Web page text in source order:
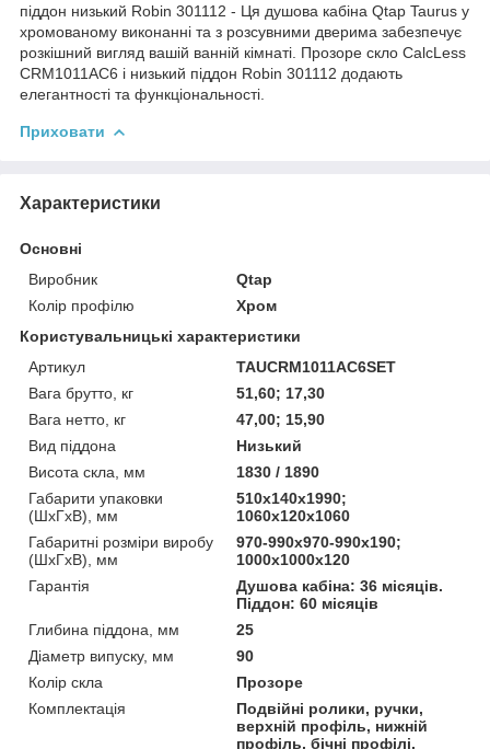
піддон низький Robin 301112 - Ця душова кабіна Qtap Taurus у
хромованому виконанні та з розсувними дверима забезпечує
розкішний вигляд вашій ванній кімнаті. Прозоре скло CalcLess
CRM1011AC6 і низький піддон Robin 301112 додають
елегантності та функціональності.
Приховати
Характеристики
Основні
Виробник
Qtap
Колір профілю
Хром
Користувальницькі характеристики
Артикул
TAUCRM1011AC6SET
Вага брутто, кг
51,60; 17,30
Вага нетто, кг
47,00; 15,90
Вид піддона
Низький
Висота скла, мм
1830 / 1890
Габарити упаковки
(ШхГхВ), мм
510х140х1990;
1060x120x1060
Габаритні розміри виробу
(ШхГхВ), мм
970-990х970-990х190;
1000х1000х120
Гарантія
Душова кабіна: 36 місяців.
Піддон: 60 місяців
Глибина піддона, мм
25
Діаметр випуску, мм
90
Колір скла
Прозоре
Комплектація
Подвійні ролики, ручки,
верхній профіль, нижній
профіль, бічні профілі,